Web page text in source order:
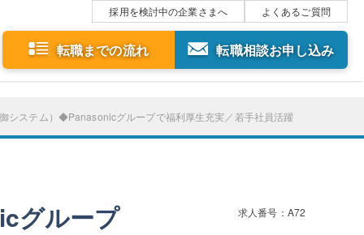
採用を検討中の企業さまへ よくあるご質問
転職までの流れ 転職相談お申し込み
システム）◆Panasonicグループで福利厚生充実／若手社員活躍
グループ 求人番号：A72